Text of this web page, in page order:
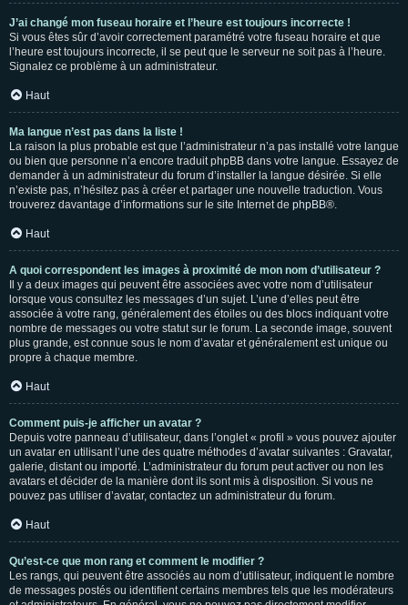
J’ai changé mon fuseau horaire et l’heure est toujours incorrecte !
Si vous êtes sûr d’avoir correctement paramétré votre fuseau horaire et que
l’heure est toujours incorrecte, il se peut que le serveur ne soit pas à l’heure.
Signalez ce problème à un administrateur.
Haut
Ma langue n’est pas dans la liste !
La raison la plus probable est que l’administrateur n’a pas installé votre langue
ou bien que personne n’a encore traduit phpBB dans votre langue. Essayez de
demander à un administrateur du forum d’installer la langue désirée. Si elle
n’existe pas, n’hésitez pas à créer et partager une nouvelle traduction. Vous
trouverez davantage d’informations sur le site Internet de phpBB®.
Haut
A quoi correspondent les images à proximité de mon nom d’utilisateur ?
Il y a deux images qui peuvent être associées avec votre nom d’utilisateur
lorsque vous consultez les messages d’un sujet. L’une d’elles peut être
associée à votre rang, généralement des étoiles ou des blocs indiquant votre
nombre de messages ou votre statut sur le forum. La seconde image, souvent
plus grande, est connue sous le nom d’avatar et généralement est unique ou
propre à chaque membre.
Haut
Comment puis-je afficher un avatar ?
Depuis votre panneau d’utilisateur, dans l’onglet « profil » vous pouvez ajouter
un avatar en utilisant l’une des quatre méthodes d’avatar suivantes : Gravatar,
galerie, distant ou importé. L’administrateur du forum peut activer ou non les
avatars et décider de la manière dont ils sont mis à disposition. Si vous ne
pouvez pas utiliser d’avatar, contactez un administrateur du forum.
Haut
Qu’est-ce que mon rang et comment le modifier ?
Les rangs, qui peuvent être associés au nom d’utilisateur, indiquent le nombre
de messages postés ou identifient certains membres tels que les modérateurs